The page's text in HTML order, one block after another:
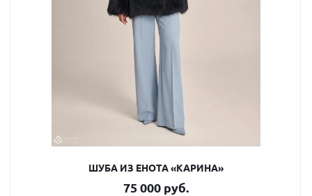
ШУБА ИЗ ЕНОТА «КАРИНА»
75 000 руб.